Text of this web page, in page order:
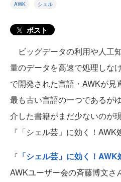
AWK シェル
ポスト
ビッグデータの利用や人工
量のデータを高速で処理しな
で開発された言語・AWKが見
最も古い言語の一つであるが
介した書籍がまだ少ないのが
『「シェル芸」に効く！AWK
『 「シェル芸」に効く！AWK
AWKユーザー会の斉藤博文さ